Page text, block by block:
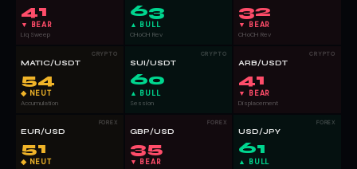
41
▼ BEAR
Liq Sweep
63
▲ BULL
CHoCH Rev
32
▼ BEAR
CHoCH Rev
MATIC/USDT
CRYPTO
54
◆ NEUT
Accumulation
SUI/USDT
CRYPTO
60
▲ BULL
Session
ARB/USDT
CRYPTO
41
▼ BEAR
Displacement
EUR/USD
FOREX
51
◆ NEUT
GBP/USD
FOREX
35
▼ BEAR
USD/JPY
FOREX
61
▲ BULL